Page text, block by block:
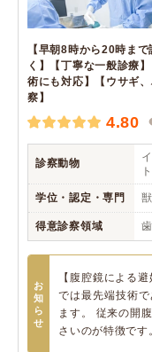
【早朝8時から20時ま
く】【丁寧な一般診療
術にも対応】【ウサギ
察】
4.80
診察動物
学位・認定・専門
得意診察領域
お
知
ら
せ
【腹腔鏡による
では最先端技術
ます。 従来の開
さいのが特徴で